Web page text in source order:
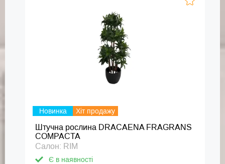
Новинка Хіт продажу
Штучна рослина DRACAENA FRAGRANS
COMPACTA
Салон: RIM
Є в наявності